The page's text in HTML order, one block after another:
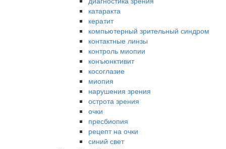
катаракта
кератит
компьютерный зрительный синдром
контактные линзы
контроль миопии
конъюнктивит
косоглазие
миопия
нарушения зрения
острота зрения
очки
пресбиопия
рецепт на очки
синий свет